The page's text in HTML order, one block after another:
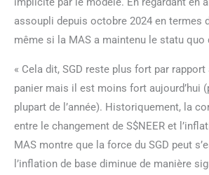
assoupli depuis octobre 2024 en termes
même si la MAS a maintenu le statu quo
« Cela dit, SGD reste plus fort par
panier mais il est moins fort aujourd’hui
plupart de l’année). Historiquement, la
entre le changement de S$NEER et
MAS montre que la force du SGD peut
l’inflation de base diminue de manière